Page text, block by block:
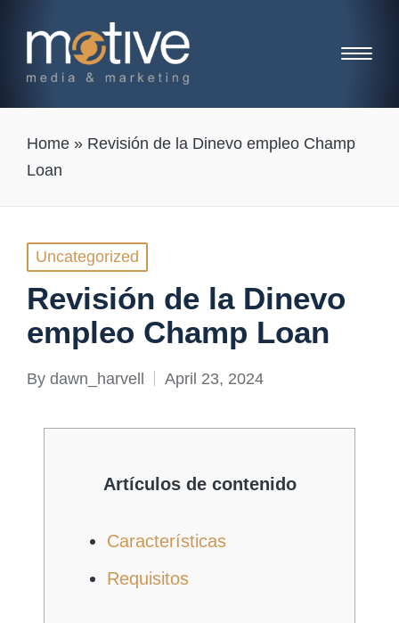
Home » Revisión de la Dinevo empleo Champ
Loan
Posted
Uncategorized
Revisión de la Dinevo
empleo Champ Loan
Posted
By dawn_harvell April 23, 2024
Artículos de contenido
Características
Requisitos